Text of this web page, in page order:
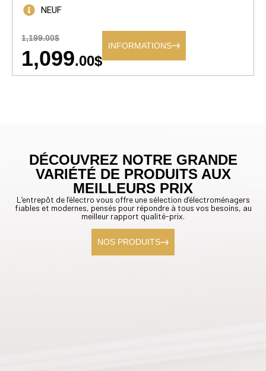
NEUF
1,199.00$
1,099.00$
INFORMATIONS
DÉCOUVREZ NOTRE GRANDE
VARIÉTÉ DE PRODUITS AUX
MEILLEURS PRIX
L’entrepôt de l’électro vous offre une sélection d’électroménagers
fiables et modernes, pensés pour répondre à tous vos besoins, au
meilleur rapport qualité-prix.
NOS PRODUITS